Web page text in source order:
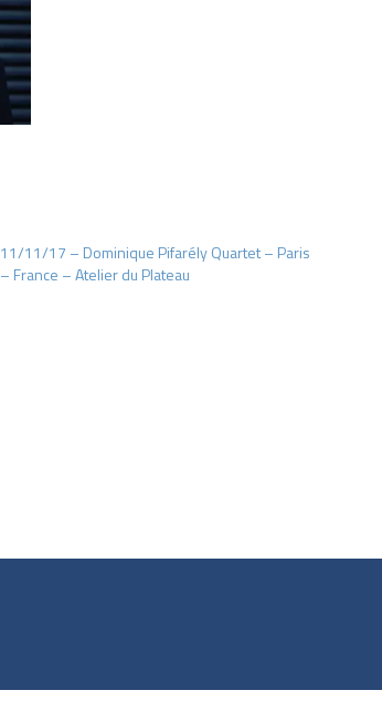
11/11/17 – Dominique Pifarély Quartet – Paris
– France – Atelier du Plateau